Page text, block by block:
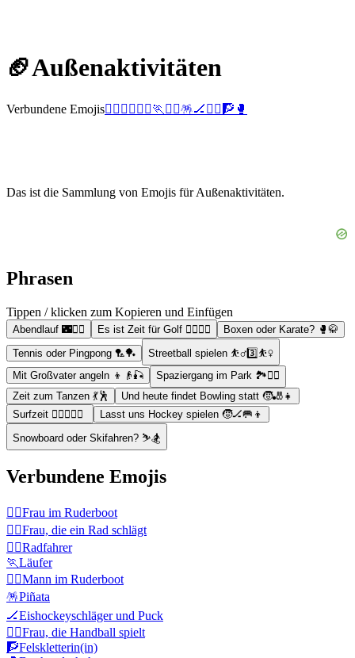
🏈Außenaktivitäten
Verbundene Emojis🚣‍♀️ 🤸‍♀️ 🚴‍♂️🏃 🚣‍♂️🪅🏒 🤾‍♀️ 🧗 🥊
Das ist die Sammlung von Emojis für Außenaktivitäten.
Phrasen
Tippen / klicken zum Kopieren und Einfügen
Abendlauf 🌃🏃‍♂️ Es ist Zeit für Golf 🏌️‍♂️🏌️‍♀️
Boxen oder Karate? 🥊🥋
Tennis oder Pingpong 🏸🏓
Streetball spielen ⛹️‍♂️3️⃣⛹️‍♀️
Mit Großvater angeln 👦👴🎣
Spaziergang im Park 🏞️🚶‍♂️
Zeit zum Tanzen 💃🕺
Und heute findet Bowling statt 🧒🎳👧
Surfzeit 🏄‍♂️🌊🏄‍♀️
Lasst uns Hockey spielen 🧒🏒🥅👦
Snowboard oder Skifahren? ⛷️🏂
Verbundene Emojis
🚣‍♀️Frau im Ruderboot
🤸‍♀️Frau, die ein Rad schlägt
🚴‍♂️Radfahrer
🏃Läufer
🚣‍♂️Mann im Ruderboot
🪅Piñata
🏒Eishockeyschläger und Puck
🤾‍♀️Frau, die Handball spielt
🧗Felskletterin(in)